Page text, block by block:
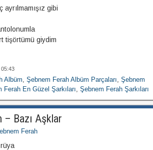
gibi
tişörtümü giydim
Albüm, Şebnem Ferah Albüm Parçaları, Şebnem
Ferah En Güzel Şarkıları, Şebnem Ferah Şarkıları
– Bazı Aşklar
Ferah